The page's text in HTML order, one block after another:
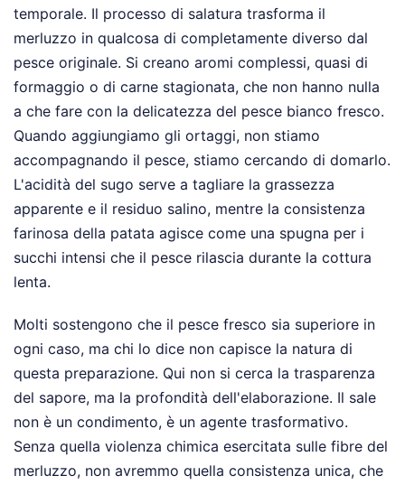
temporale. Il processo di salatura trasforma il
merluzzo in qualcosa di completamente diverso dal
pesce originale. Si creano aromi complessi, quasi di
formaggio o di carne stagionata, che non hanno nulla
a che fare con la delicatezza del pesce bianco fresco.
Quando aggiungiamo gli ortaggi, non stiamo
accompagnando il pesce, stiamo cercando di domarlo.
L'acidità del sugo serve a tagliare la grassezza
apparente e il residuo salino, mentre la consistenza
farinosa della patata agisce come una spugna per i
succhi intensi che il pesce rilascia durante la cottura
lenta.
Molti sostengono che il pesce fresco sia superiore in
ogni caso, ma chi lo dice non capisce la natura di
questa preparazione. Qui non si cerca la trasparenza
del sapore, ma la profondità dell'elaborazione. Il sale
non è un condimento, è un agente trasformativo.
Senza quella violenza chimica esercitata sulle fibre del
merluzzo, non avremmo quella consistenza unica, che